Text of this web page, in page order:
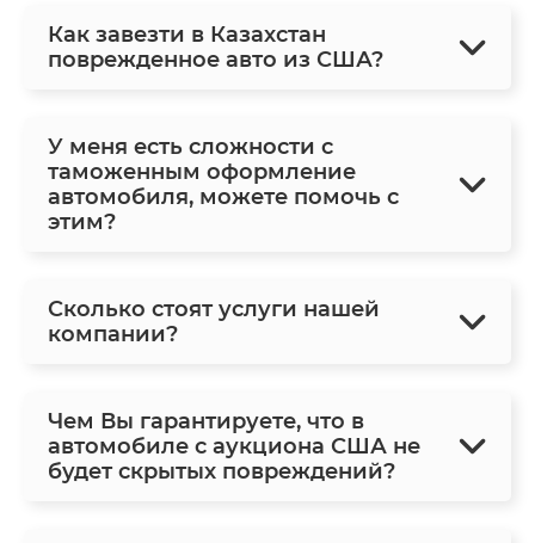
Как завезти в Казахстан
поврежденное авто из США?
У меня есть сложности с
таможенным оформление
автомобиля, можете помочь с
этим?
Сколько стоят услуги нашей
компании?
Чем Вы гарантируете, что в
автомобиле с аукциона США не
будет скрытых повреждений?